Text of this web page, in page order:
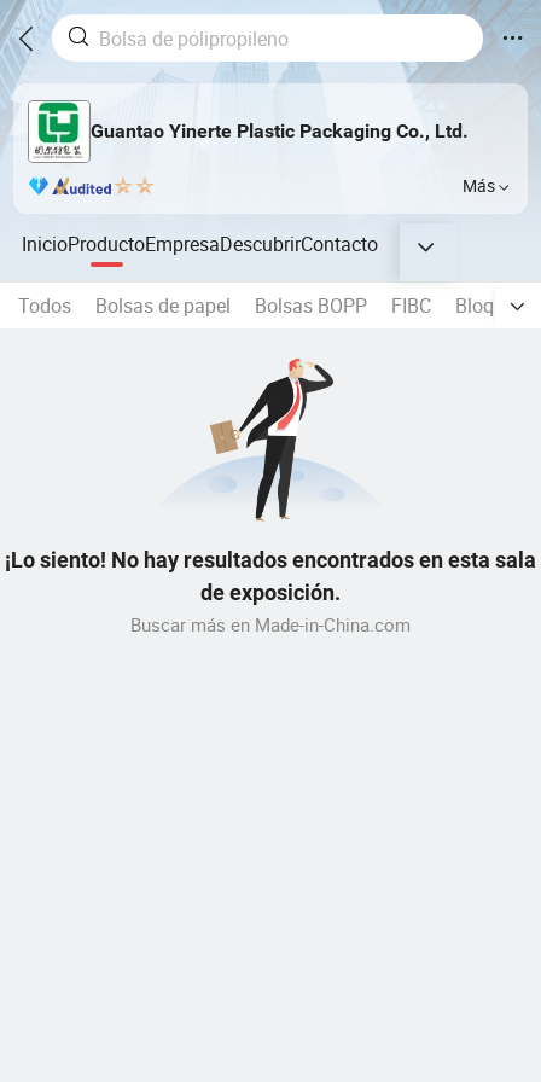
Guantao Yinerte Plastic Packaging Co., Ltd.
Más
InicioProductoEmpresaDescubrirContacto
Todos Bolsas de papel Bolsas BOPP FIBC Bloquear
¡Lo siento! No hay resultados encontrados en esta sala
de exposición.
Buscar más en Made-in-China.com